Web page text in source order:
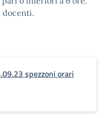
docenti.
spezzoni orari